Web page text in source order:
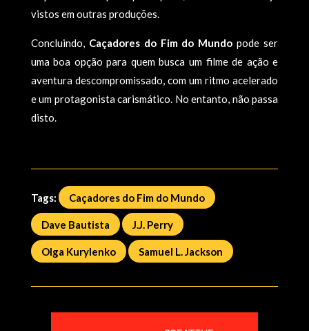
vistos em outras produções.
Concluindo, Caçadores do Fim do Mundo pode ser
uma boa opção para quem busca um filme de ação e
aventura descompromissado, com um ritmo acelerado
e um protagonista carismático. No entanto, não passa
disto.
Tags: Caçadores do Fim do Mundo
Dave Bautista J.J. Perry
Olga Kurylenko Samuel L. Jackson